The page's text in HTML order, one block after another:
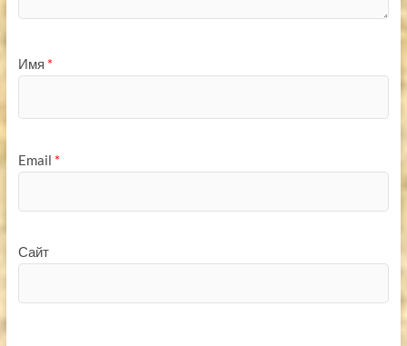
Имя *
Email *
Сайт